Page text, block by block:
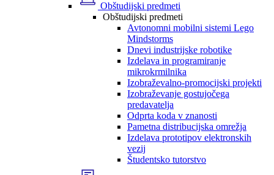
Obštudijski predmeti
Obštudijski predmeti
Avtonomni mobilni sistemi Lego
Mindstorms
Dnevi industrijske robotike
Izdelava in programiranje
mikrokrmilnika
Izobraževalno-promocijski projekti
Izobraževanje gostujočega
predavatelja
Odprta koda v znanosti
Pametna distribucijska omrežja
Izdelava prototipov elektronskih
vezij
Študentsko tutorstvo